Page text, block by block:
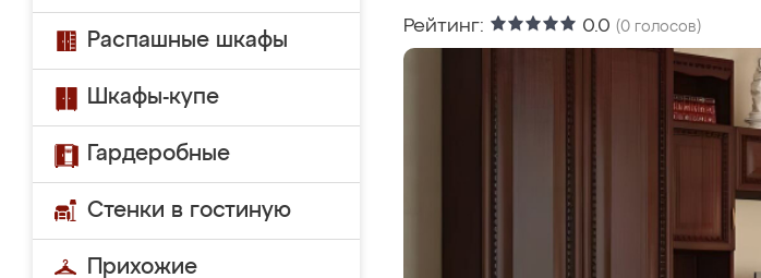
Распашные шкафы
Шкафы-купе
Гардеробные
Стенки в гостиную
Прихожие
Рейтинг: 0.0 (0 голосов)